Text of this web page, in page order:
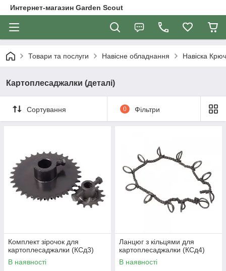
Интернет-магазин Garden Scout
Товари та послуги Навісне обладнання Навіска
Картоплесаджалки (деталі)
Сортування 0 Фільтри
Комплект зірочок для
картоплесаджалки (КСд3)
В наявності
Ланцюг з кільцями для
картоплесаджалки (КСд4)
В наявності